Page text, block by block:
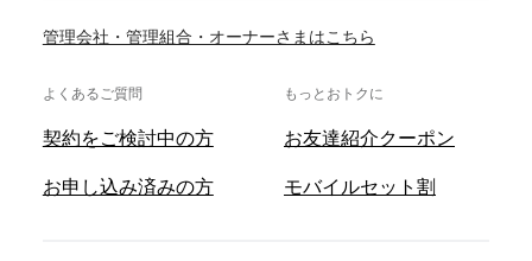
管理会社・管理組合・オーナーさまはこちら
よくあるご質問
契約をご検討中の方
お申し込み済みの方
もっとおトクに
お友達紹介クーポン
モバイルセット割